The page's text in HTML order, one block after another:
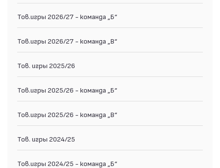
Тов.игры 2026/27 - команда „Б“
Тов.игры 2026/27 - команда „В“
Тов. игры 2025/26
Тов.игры 2025/26 - команда „Б“
Тов.игры 2025/26 - команда „В“
Тов. игры 2024/25
Тов.игры 2024/25 - команда „Б“